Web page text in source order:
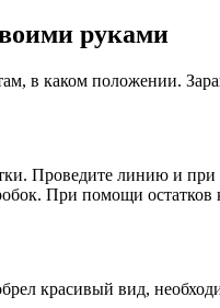
руками
в каком положении.
Проведите линию и
При помощи
красивый вид,